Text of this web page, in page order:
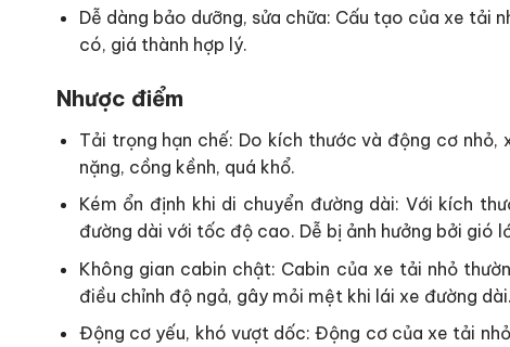
Dễ dàng bảo dưỡng, sửa chữa: Cấu tạo của xe tải
có, giá thành hợp lý.
Nhược điểm
Tải trọng hạn chế: Do kích thước và động cơ
nặng, cồng kềnh, quá khổ.
Kém ổn định khi di chuyển đường dài: Với kích
đường dài với tốc độ cao. Dễ bị ảnh hưởng bởi gió
Không gian cabin chật: Cabin của xe tải nhỏ
điều chỉnh độ ngả, gây mỏi mệt khi lái xe đường dài.
Động cơ yếu, khó vượt dốc: Động cơ của xe tải